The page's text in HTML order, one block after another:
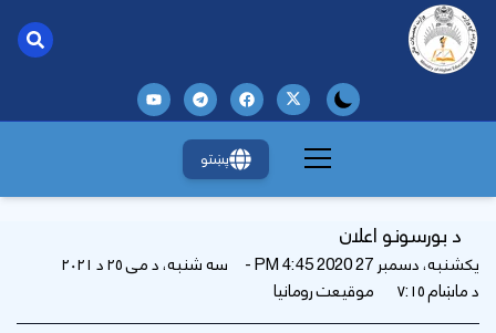
پښتو
د بورسونو اعلان
یکشنبه، دسمبر 27 2020 4:45 PM -
سه شنبه، د می ۲۵ د ۲۰۲۱
د ماښام ۷:۱۵
موقیعت رومانیا